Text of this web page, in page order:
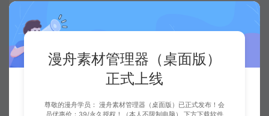
立即下载
漫舟素材管理器（桌面版）
正式上线
尊敬的漫舟学员： 漫舟素材管理器（桌面版）已正式发布！会